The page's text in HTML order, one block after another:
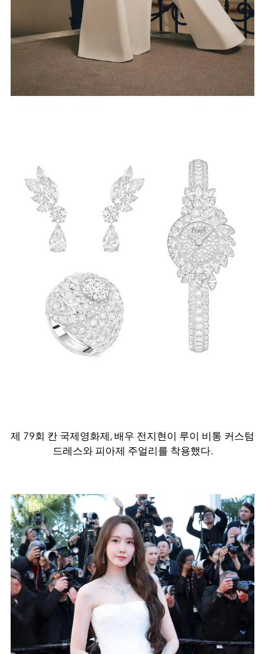
제 79회 칸 국제영화제, 배우 전지현이 루이 비통 커스텀
드레스와 피아제 주얼리를 착용했다.